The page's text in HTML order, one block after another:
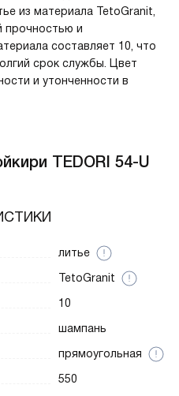
из материала TetoGranit,
прочностью и
составляет 10, что
срок службы. Цвет
и утонченности в
TEDORI 54-U
литье
TetoGranit
10
шампань
прямоугольная
550